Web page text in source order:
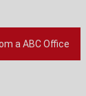
a ABC Office